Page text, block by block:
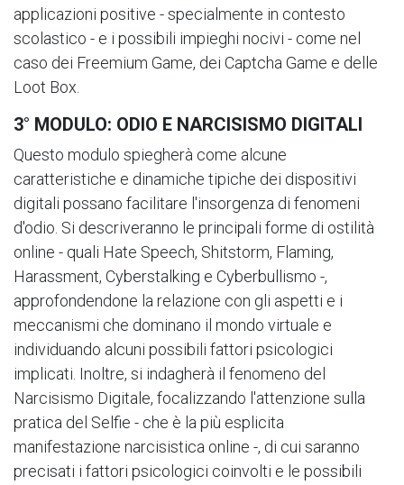
applicazioni positive - specialmente in contesto
scolastico - e i possibili impieghi nocivi - come nel
caso dei Freemium Game, dei Captcha Game e delle
Loot Box.
3° MODULO: ODIO E NARCISISMO DIGITALI
Questo modulo spiegherà come alcune
caratteristiche e dinamiche tipiche dei dispositivi
digitali possano facilitare l'insorgenza di fenomeni
d'odio. Si descriveranno le principali forme di ostilità
online - quali Hate Speech, Shitstorm, Flaming,
Harassment, Cyberstalking e Cyberbullismo -,
approfondendone la relazione con gli aspetti e i
meccanismi che dominano il mondo virtuale e
individuando alcuni possibili fattori psicologici
implicati. Inoltre, si indagherà il fenomeno del
Narcisismo Digitale, focalizzando l'attenzione sulla
pratica del Selfie - che è la più esplicita
manifestazione narcisistica online -, di cui saranno
precisati i fattori psicologici coinvolti e le possibili